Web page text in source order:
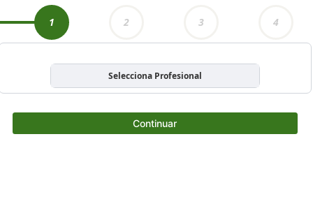
1 2 3 4
Selecciona Profesional
Continuar